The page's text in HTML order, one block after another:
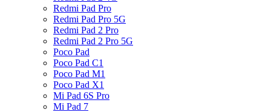
Redmi Pad Pro
Redmi Pad Pro 5G
Redmi Pad 2 Pro
Redmi Pad 2 Pro 5G
Poco Pad
Poco Pad C1
Poco Pad M1
Poco Pad X1
Mi Pad 6S Pro
Mi Pad 7